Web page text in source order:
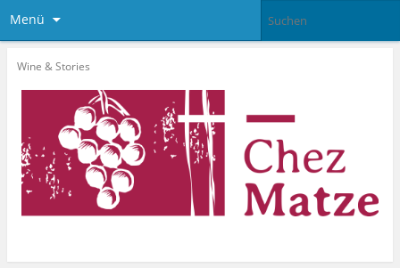
Menü
Wine & Stories